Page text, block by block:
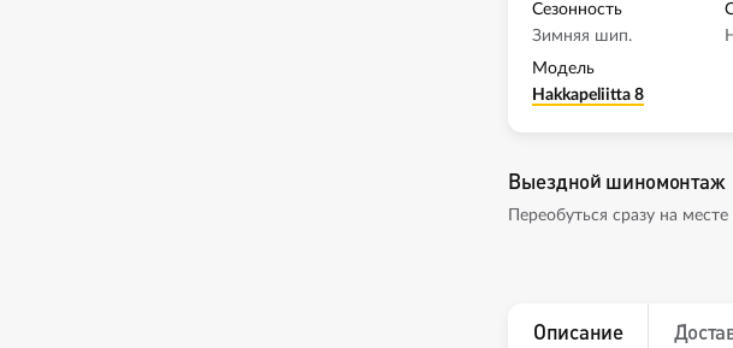
Сезонность
Зимняя шип.
Модель
Hakkapeliitta 8
Выездной шиномонтаж
Переобуться сразу на месте
Описание